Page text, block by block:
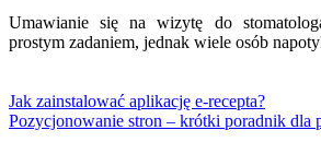
Umawianie się na wizytę do
prostym zadaniem, jednak wiele osób
Jak zainstalować aplikację e-recepta?
Pozycjonowanie stron – krótki poradnik dla